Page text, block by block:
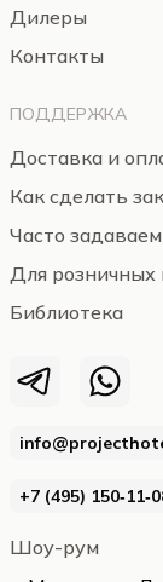
+7 (495)
Шоу-рум
Дилеры
Контакты
ПОДДЕРЖКА
Доставка и
Как сделать
Часто
Для розничных
Библиотека